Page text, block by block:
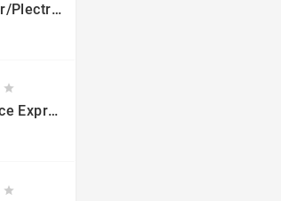
Médiator/plectre En Nylon S, Ruby S Ou Touch L - STAGG PBOX10

🔋 Service Express : Remplacement De Piles D'Horlogerie
